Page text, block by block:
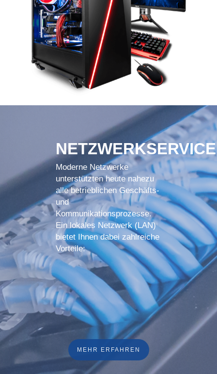
NETZWERKSERVICE
Moderne Netzwerke
unterstützten heute nahezu
alle betrieblichen Geschäfts-
und
Kommunikationsprozesse.
Ein lokales Netzwerk (LAN)
bietet Ihnen dabei zahlreiche
Vorteile:
MEHR ERFAHREN